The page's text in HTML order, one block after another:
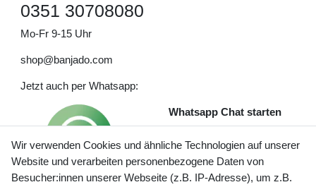
0351 30708080
Mo-Fr 9-15 Uhr
shop@banjado.com
Jetzt auch per Whatsapp:
Whatsapp Chat starten
Wir verwenden Cookies und ähnliche Technologien auf unserer
Website und verarbeiten personenbezogene Daten von
Besucher:innen unserer Webseite (z.B. IP-Adresse), um z.B.